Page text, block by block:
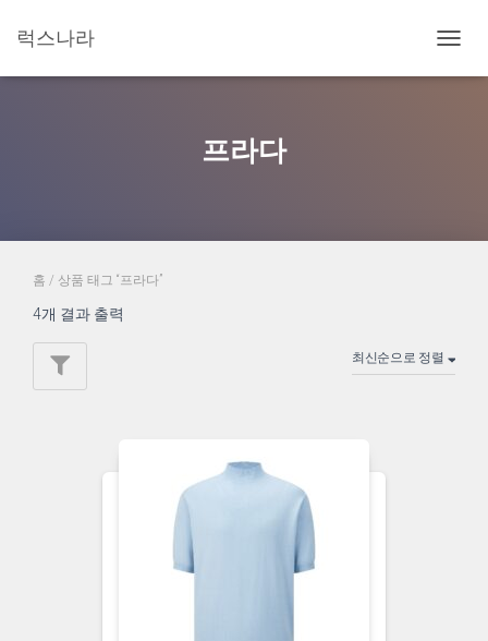
럭스나라
비
프라다
홈 / 상품 태그 “프라다”
4개 결과 출력